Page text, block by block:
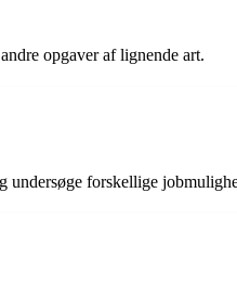
opgaver af lignende art.
undersøge forskellige